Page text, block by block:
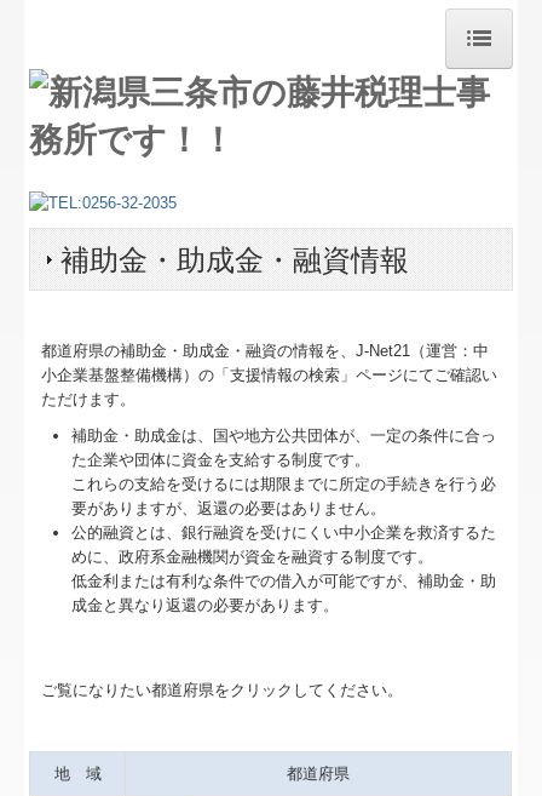
ホーム
求人情報
新着情報
セミナー案内
相続対策
NEW!!円滑な事業承継を支援
デジタル化・AI導入補助金
TKCのFinTechサービス
月刊「事務所通信」
病院・診療所の皆様へ
補助金・助成金・融資情報
都道府県の補助金・助成金・融資の情報を、J-Net21（運営：中
小企業基盤整備機構）の「支援情報の検索」ページにてご確認い
ただけます。
補助金・助成金は、国や地方公共団体が、一定の条件に合っ
た企業や団体に資金を支給する制度です。
これらの支給を受けるには期限までに所定の手続きを行う必
要がありますが、返還の必要はありません。
公的融資とは、銀行融資を受けにくい中小企業を救済するた
めに、政府系金融機関が資金を融資する制度です。
低金利または有利な条件での借入が可能ですが、補助金・助
成金と異なり返還の必要があります。
ご覧になりたい都道府県をクリックしてください。
地 域 都道府県